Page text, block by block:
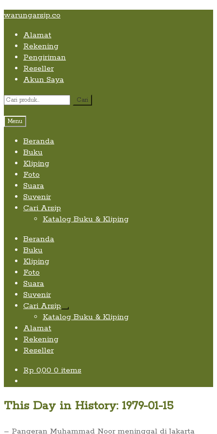
Skip
content
Skip
navigation
Skip
content
warungarsip.co
Alamat
Rekening
Pengiriman
Reseller
Akun Saya
Pencarian
Cari
Menu
Beranda
Buku
Kliping
Foto
Suara
Suvenir
Cari Arsip
Katalog Buku & Kliping
Beranda
Buku
Kliping
Foto
Suara
Suvenir
Cari Arsip
Expand
child
Katalog Buku & Kliping
Alamat
Rekening
Reseller
Rp 0,00 0 items
This Day in History: 1979-01-15
– Pangeran Muhammad Noor meninggal di Jakarta